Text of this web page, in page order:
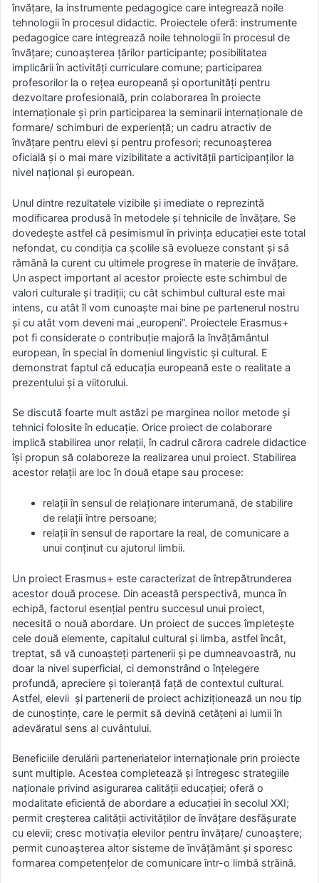
învăţare, la instrumente pedagogice care integrează noile
tehnologii în procesul didactic. Proiectele oferă: instrumente
pedagogice care integrează noile tehnologii în procesul de
învăţare; cunoaşterea ţărilor participante; posibilitatea
implicării în activităţi curriculare comune; participarea
profesorilor la o reţea europeană şi oportunităţi pentru
dezvoltare profesională, prin colaborarea în proiecte
internaţionale şi prin participarea la seminarii internaţionale de
formare/ schimburi de experienţă; un cadru atractiv de
învăţare pentru elevi şi pentru profesori; recunoaşterea
oficială şi o mai mare vizibilitate a activităţii participanţilor la
nivel naţional şi european.
Unul dintre rezultatele vizibile şi imediate o reprezintă
modificarea produsă în metodele şi tehnicile de învăţare. Se
dovedeşte astfel că pesimismul în privinţa educaţiei este total
nefondat, cu condiţia ca şcolile să evolueze constant şi să
rămână la curent cu ultimele progrese în materie de învăţare.
Un aspect important al acestor proiecte este schimbul de
valori culturale şi tradiţii; cu cât schimbul cultural este mai
intens, cu atât îl vom cunoaşte mai bine pe partenerul nostru
şi cu atât vom deveni mai „europeni”. Proiectele Erasmus+
pot fi considerate o contribuţie majoră la învăţământul
european, în special în domeniul lingvistic şi cultural. E
demonstrat faptul că educaţia europeană este o realitate a
prezentului şi a viitorului.
Se discută foarte mult astăzi pe marginea noilor metode şi
tehnici folosite în educaţie. Orice proiect de colaborare
implică stabilirea unor relaţii, în cadrul cărora cadrele didactice
îşi propun să colaboreze la realizarea unui proiect. Stabilirea
acestor relaţii are loc în două etape sau procese:
relaţii în sensul de relaţionare interumană, de stabilire
de relaţii între persoane;
relaţii în sensul de raportare la real, de comunicare a
unui conţinut cu ajutorul limbii.
Un proiect Erasmus+ este caracterizat de întrepătrunderea
acestor două procese. Din această perspectivă, munca în
echipă, factorul esenţial pentru succesul unui proiect,
necesită o nouă abordare. Un proiect de succes împleteşte
cele două elemente, capitalul cultural şi limba, astfel încât,
treptat, să vă cunoaşteţi partenerii şi pe dumneavoastră, nu
doar la nivel superficial, ci demonstrând o înţelegere
profundă, apreciere şi toleranţă faţă de contextul cultural.
Astfel, elevii şi partenerii de proiect achiziţionează un nou tip
de cunoştinţe, care le permit să devină cetăţeni ai lumii în
adevăratul sens al cuvântului.
Beneficiile derulării parteneriatelor internaţionale prin proiecte
sunt multiple. Acestea completează şi întregesc strategiile
naţionale privind asigurarea calităţii educaţiei; oferă o
modalitate eficientă de abordare a educaţiei în secolul XXI;
permit creşterea calităţii activităţilor de învăţare desfăşurate
cu elevii; cresc motivaţia elevilor pentru învăţare/ cunoaştere;
permit cunoaşterea altor sisteme de învăţământ şi sporesc
formarea competenţelor de comunicare într-o limbă străină.